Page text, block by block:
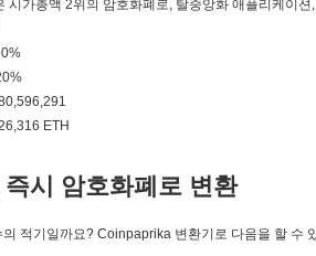
시가총액 2위의 암호화폐로, 탈중앙화 애플리케이
ETH
시 암호화폐로 변환
적기일까요? Coinpaprika 변환기로 다음을 할 수